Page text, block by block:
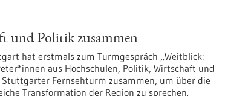
und Politik zusammen
hat erstmals zum Turmgespräch „Weitblick:
aus Hochschulen, Politik, Wirtschaft und
Fernsehturm zusammen, um über die
Transformation der Region zu sprechen.